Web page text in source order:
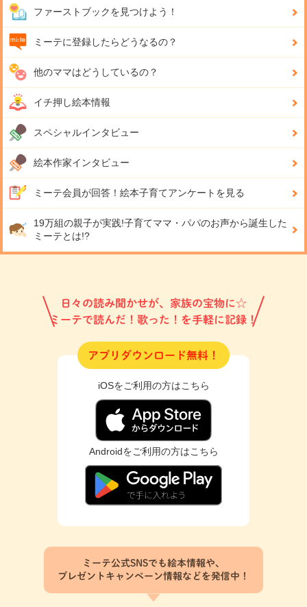
ファーストブックを見つけよう！
ミーテに登録したらどうなるの？
他のママはどうしているの？
イチ押し絵本情報
スペシャルインタビュー
絵本作家インタビュー
ミーテ会員が回答！ 絵本子育てアンケートを見る
19万組の親子が実践!子育てママ・パパのお声から誕生した
ミーテとは!?
日々の読み聞かせが、家族の宝物に☆
ミーテで読んだ！歌った！を手軽に記録！
アプリダウンロード無料！
iOSをご利用の方はこちら
Androidをご利用の方はこちら
ミーテ公式SNSでも絵本情報や、
プレゼントキャンペーン情報などを発信中！